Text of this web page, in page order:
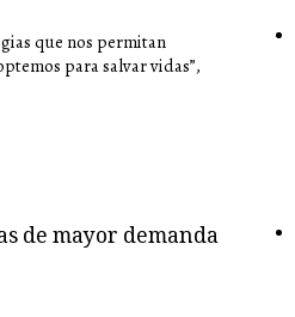
que nos permitan
para salvar vidas”,
de mayor demanda